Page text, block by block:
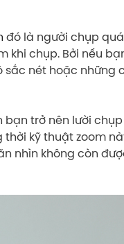
đó là người chụp
chụp. Bởi nếu
nét hoặc những
trở nên lười
kỹ thuật zoom
nhìn không còn